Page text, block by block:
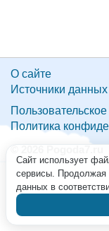
О сайте
Источники данных
Политика
Сайт использует
сервисы. Продолжая
данных в